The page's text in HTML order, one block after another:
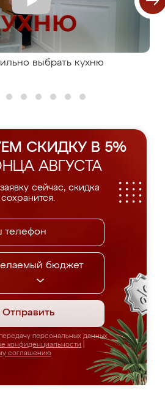
выбрать кухню
СКИДКУ В 5%
АВГУСТА
сейчас, скидка
сохранится.
бюджет
Отправить
персональных данных
конфиденциальности
соглашению